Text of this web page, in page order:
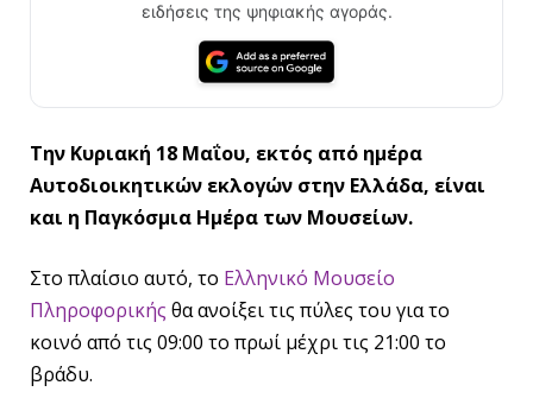
ειδήσεις της ψηφιακής αγοράς.
Την Κυριακή 18 Μαΐου, εκτός από ημέρα
Αυτοδιοικητικών εκλογών στην Ελλάδα, είναι
και η Παγκόσμια Ημέρα των Μουσείων.
Στο πλαίσιο αυτό, το Ελληνικό Μουσείο
Πληροφορικής θα ανοίξει τις πύλες του για το
κοινό από τις 09:00 το πρωί μέχρι τις 21:00 το
βράδυ.